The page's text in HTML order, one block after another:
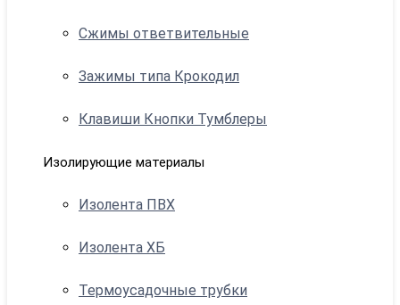
Сжимы ответвительные
Зажимы типа Крокодил
Клавиши Кнопки Тумблеры
Изолирующие материалы
Изолента ПВХ
Изолента ХБ
Термоусадочные трубки